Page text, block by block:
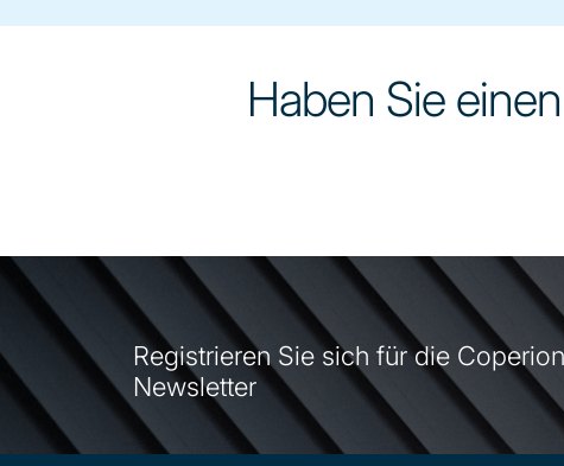
Haben Sie
Registrieren Sie sich für die Coperion
Newsletter